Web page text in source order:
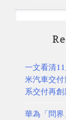
一文看清
米汽車交
系交付再創
華為「問